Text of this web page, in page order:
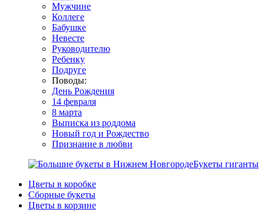
Мужчине
Коллеге
Бабушке
Невесте
Руководителю
Ребенку
Подруге
Поводы:
День Рождения
14 февраля
8 марта
Выписка из роддома
Новый год и Рождество
Признание в любви
Букеты гиганты
Цветы в коробке
Сборные букеты
Цветы в корзине